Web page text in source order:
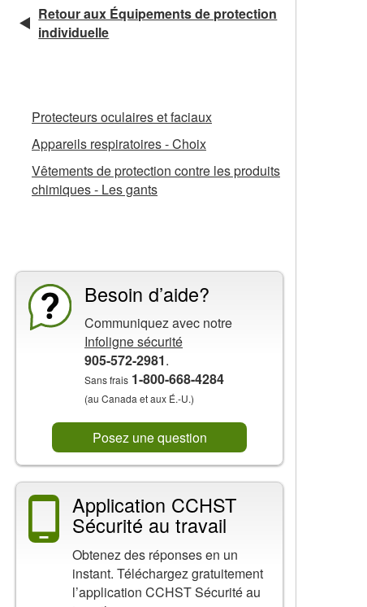
Retour aux Équipements de protection
individuelle
Protecteurs oculaires et faciaux
Appareils respiratoires - Choix
Vêtements de protection contre les produits
chimiques - Les gants
Besoin d’aide?
Communiquez avec notre
Infoligne sécurité
905-572-2981.
Sans frais 1-800-668-4284
(au Canada et aux É.-U.)
Posez une question
Application CCHST
Sécurité au travail
Obtenez des réponses en un
instant. Téléchargez gratuitement
l’application CCHST Sécurité au